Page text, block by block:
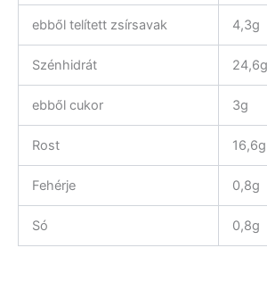
ebből telített zsírsavak 4,3g
Szénhidrát 24,6g
ebből cukor 3g
Rost 16,6g
Fehérje 0,8g
Só 0,8g